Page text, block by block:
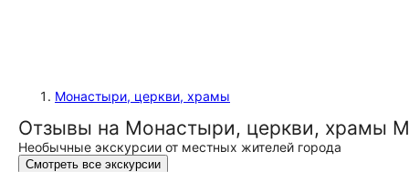
Монастыри, церкви, храмы
Отзывы на Монастыри, церкви, храмы
Необычные экскурсии от местных жителей города
Смотреть все экскурсии